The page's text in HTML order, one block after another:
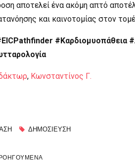
αποτελεί ένα ακόμη απτό
και καινοτομίας στον
#Καρδιομυοπάθεια
, Κωνσταντίνος Γ.
ΔΗΜΟΣΊΕΥΣΗ